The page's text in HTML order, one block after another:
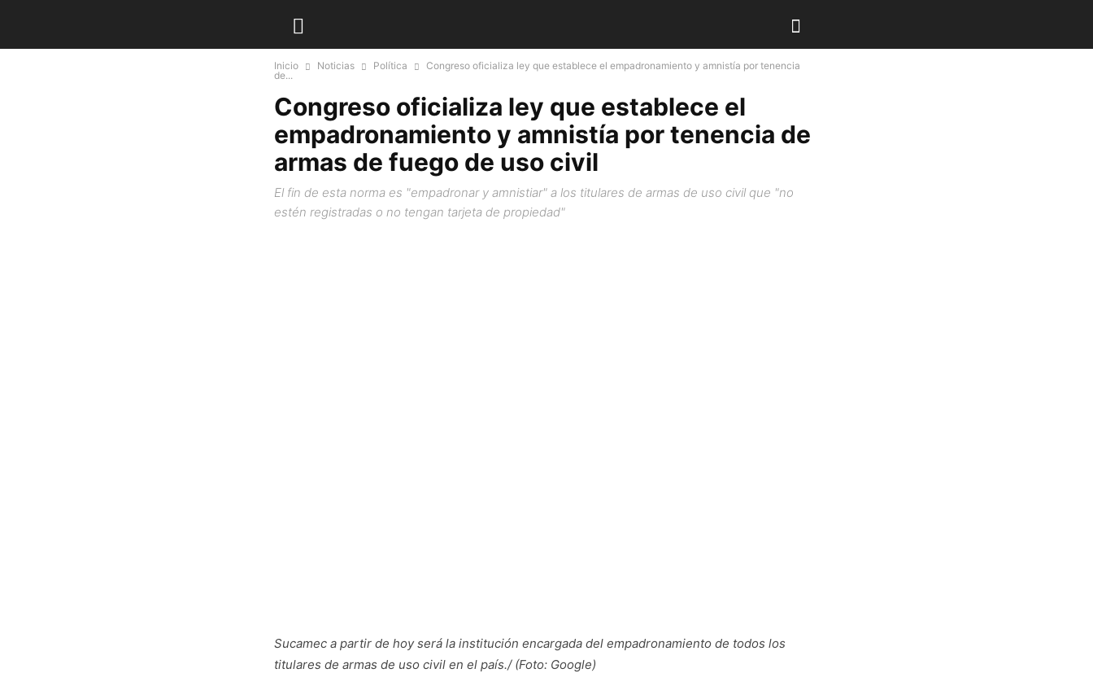
Inicio Noticias Política
Congreso oficializa ley que establece el empadronamiento y amnistía por tenencia
de...
Congreso oficializa ley que establece el
empadronamiento y amnistía por tenencia de
armas de fuego de uso civil
El fin de esta norma es "empadronar y amnistiar" a los titulares de armas de uso civil que "no
estén registradas o no tengan tarjeta de propiedad"
Sucamec a partir de hoy será la institución encargada del empadronamiento de todos los
titulares de armas de uso civil en el país./ (Foto: Google)